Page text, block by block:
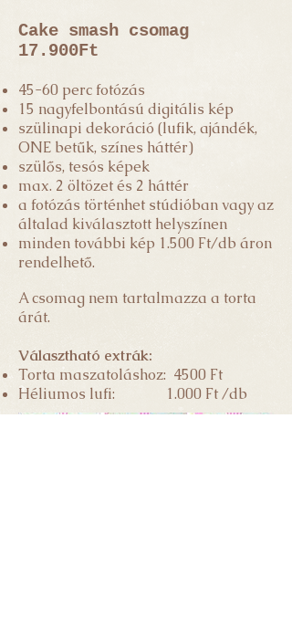
Cake smash csomag
17.900Ft
45-60 perc fotózás
15 nagyfelbontású digitális kép
szülinapi dekoráció (lufik, ajándék,
ONE betűk, színes háttér)
szülős, tesós képek
max. 2 öltözet és 2 háttér
a fotózás történhet stúdióban vagy az
általad kiválasztott helyszínen
minden további kép 1.500 Ft/db áron
rendelhető.
A csomag nem tartalmazza a torta
árát.
Választható extrák:
Torta maszatoláshoz: 4500 Ft
Héliumos lufi: 1.000 Ft /db